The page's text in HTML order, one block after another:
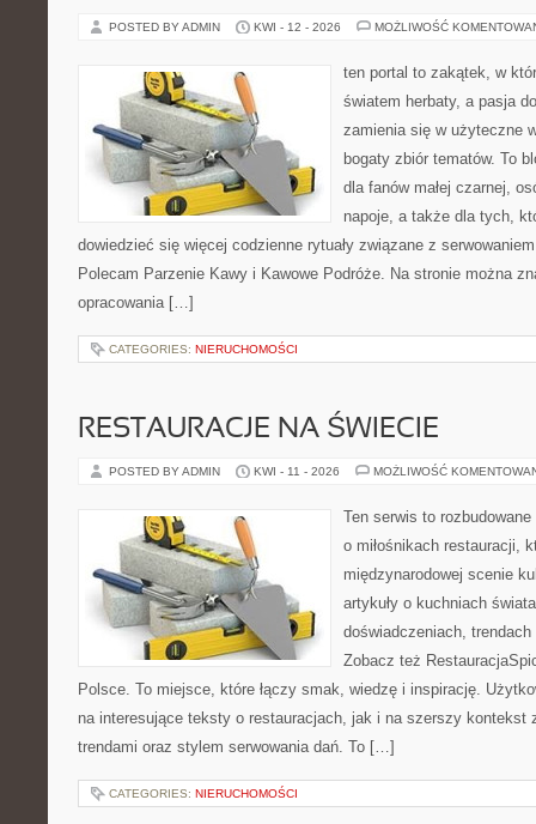
POSTED BY ADMIN KWI - 12 - 2026 MOŻLIWOŚĆ
ten portal to zakątek, w
światem herbaty, a pasja
zamienia się w użyteczne
bogaty zbiór tematów. To
dla fanów małej czarnej,
napoje, a także dla tych,
dowiedzieć się więcej codzienne rytuały związane z
Polecam Parzenie Kawy i Kawowe Podróże. Na stronie można
opracowania […]
CATEGORIES: NIERUCHOMOŚCI
RESTAURACJE NA ŚWIECIE
POSTED BY ADMIN KWI - 11 - 2026 MOŻLIWOŚĆ
Ten serwis to
o miłośnikach restauracji,
międzynarodowej scenie
artykuły o kuchniach
doświadczeniach,
Zobacz też
Polsce. To miejsce, które łączy smak, wiedzę i inspirację.
na interesujące teksty o restauracjach, jak i na szerszy kontekst
trendami oraz stylem serwowania dań. To […]
CATEGORIES: NIERUCHOMOŚCI